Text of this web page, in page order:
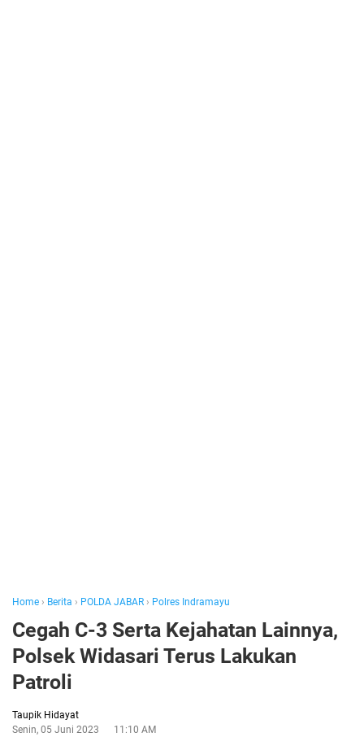
Home › Berita › POLDA JABAR › Polres Indramayu
Cegah C-3 Serta Kejahatan Lainnya,
Polsek Widasari Terus Lakukan
Patroli
Taupik Hidayat
Senin, 05 Juni 2023
11:10 AM